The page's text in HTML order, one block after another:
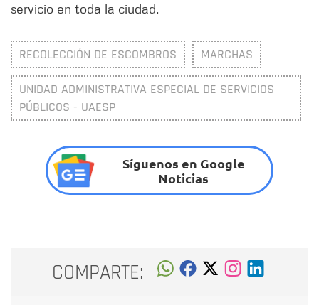
servicio en toda la ciudad.
RECOLECCIÓN DE ESCOMBROS MARCHAS
UNIDAD ADMINISTRATIVA ESPECIAL DE SERVICIOS
PÚBLICOS - UAESP
Síguenos en Google
Noticias
COMPARTE: